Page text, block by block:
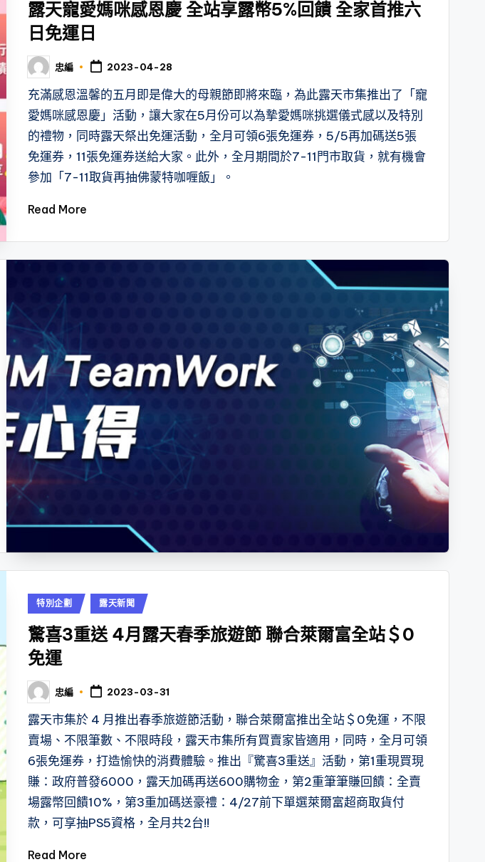
露天寵愛媽咪感恩慶 全站享露幣5%回饋 全家首推六
日免運日
Posted
by
忠編 2023-04-28
充滿感恩溫馨的五月即是偉大的母親節即將來臨，為此露天市集推出了「寵
愛媽咪感恩慶」活動，讓大家在5月份可以為摯愛媽咪挑選儀式感以及特別
的禮物，同時露天祭出免運活動，全月可領6張免運券，5/5再加碼送5張
免運券，11張免運券送給大家。此外，全月期間於7-11門市取貨，就有機會
參加「7-11取貨再抽佛蒙特咖喱飯」。
Read More
Posted
in
特別企劃 露天新聞
驚喜3重送 4月露天春季旅遊節 聯合萊爾富全站＄0
免運
Posted
by
忠編 2023-03-31
露天市集於 4 月推出春季旅遊節活動，聯合萊爾富推出全站＄0免運，不限
賣場、不限筆數、不限時段，露天市集所有買賣家皆適用，同時，全月可領
6張免運券，打造愉快的消費體驗。推出『驚喜3重送』活動，第1重現買現
賺：政府普發6000，露天加碼再送600購物金，第2重筆筆賺回饋：全賣
場露幣回饋10%，第3重加碼送豪禮：4/27前下單選萊爾富超商取貨付
款，可享抽PS5資格，全月共2台!!
Read More